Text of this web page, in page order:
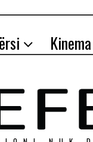
Kinema